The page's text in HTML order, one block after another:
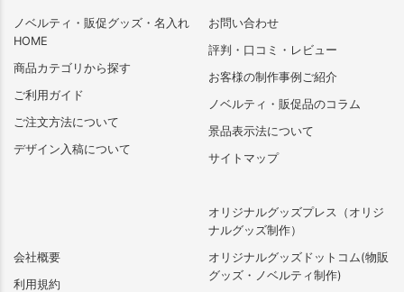
ノベルティ・販促グッズ・名入れ
HOME
商品カテゴリから探す
ご利用ガイド
ご注文方法について
デザイン入稿について
会社概要
利用規約
お問い合わせ
評判・口コミ・レビュー
お客様の制作事例ご紹介
ノベルティ・販促品のコラム
景品表示法について
サイトマップ
オリジナルグッズプレス（オリジ
ナルグッズ制作）
オリジナルグッズドットコム(物販
グッズ・ノベルティ制作)